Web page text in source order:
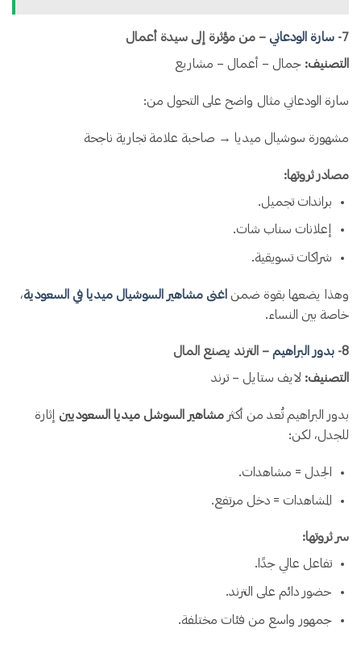
7️- سارة الودعاني – من مؤثرة إلى سيدة أعمال
التصنيف: جمال – أعمال – مشاريع
سارة الودعاني مثال واضح على التحول من:
مشهورة سوشيال ميديا → صاحبة علامة تجارية ناجحة
مصادر ثروتها:
براندات تجميل.
إعلانات سناب شات.
شراكات تسويقية.
وهذا يضعها بقوة ضمن اغنى مشاهير السوشيال ميديا في السعودية،
خاصة بين النساء.
8️- بدور البراهيم – الترند يصنع المال
التصنيف: لايف ستايل – ترند
بدور البراهيم تُعد من أكثر مشاهير السوشل ميديا السعوديين إثارة
للجدل، لكن:
الجدل = مشاهدات.
المشاهدات = دخل مرتفع.
سر ثروتها:
تفاعل عالي جدًا.
حضور دائم على الترند.
جمهور واسع من فئات مختلفة.